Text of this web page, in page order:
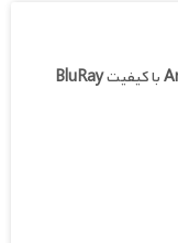
با کیفیتBluRay